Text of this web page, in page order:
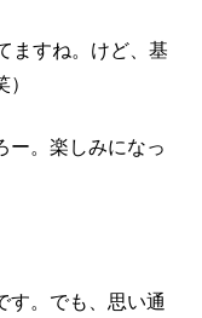
ますね。けど、基
ー。楽しみになっ
す。でも、思い通